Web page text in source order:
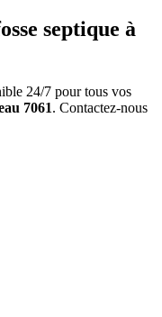
septique à
24/7 pour tous vos
7061. Contactez-nous